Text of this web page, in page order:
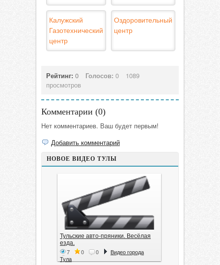
Калужский
Газотехнический
центр
Оздоровительный
центр
Рейтинг: 0 Голосов: 0
1089
просмотров
Комментарии (0)
Нет комментариев. Ваш будет первым!
Добавить комментарий
НОВОЕ ВИДЕО ТУЛЫ
Тульские авто-пряники. Весёлая
езда.
7 0 0
Видео города
Тула